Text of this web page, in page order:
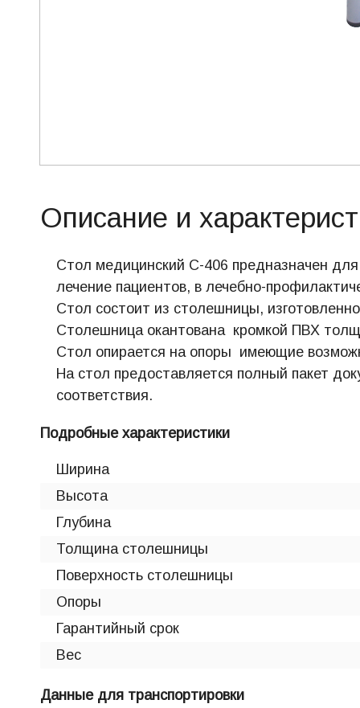
Описание и
Стол медицинский С-406 предназначен
лечение пациентов, в лечебно-
Стол состоит из столешницы,
Столешница окантована кромкой ПВХ
Стол опирается на опоры имеющие
На стол предоставляется полный пакет
соответствия.
Подробные характеристики
Ширина
Высота
Глубина
Толщина столешницы
Поверхность столешницы
Опоры
Гарантийный срок
Вес
Данные для транспортировки